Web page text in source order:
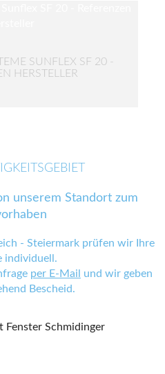
SUNFLEX SF 20 -
HERSTELLER
unserem Standort zum
- Steiermark prüfen wir Ihre
individuell.
per E-Mail
und wir geben
Bescheid.